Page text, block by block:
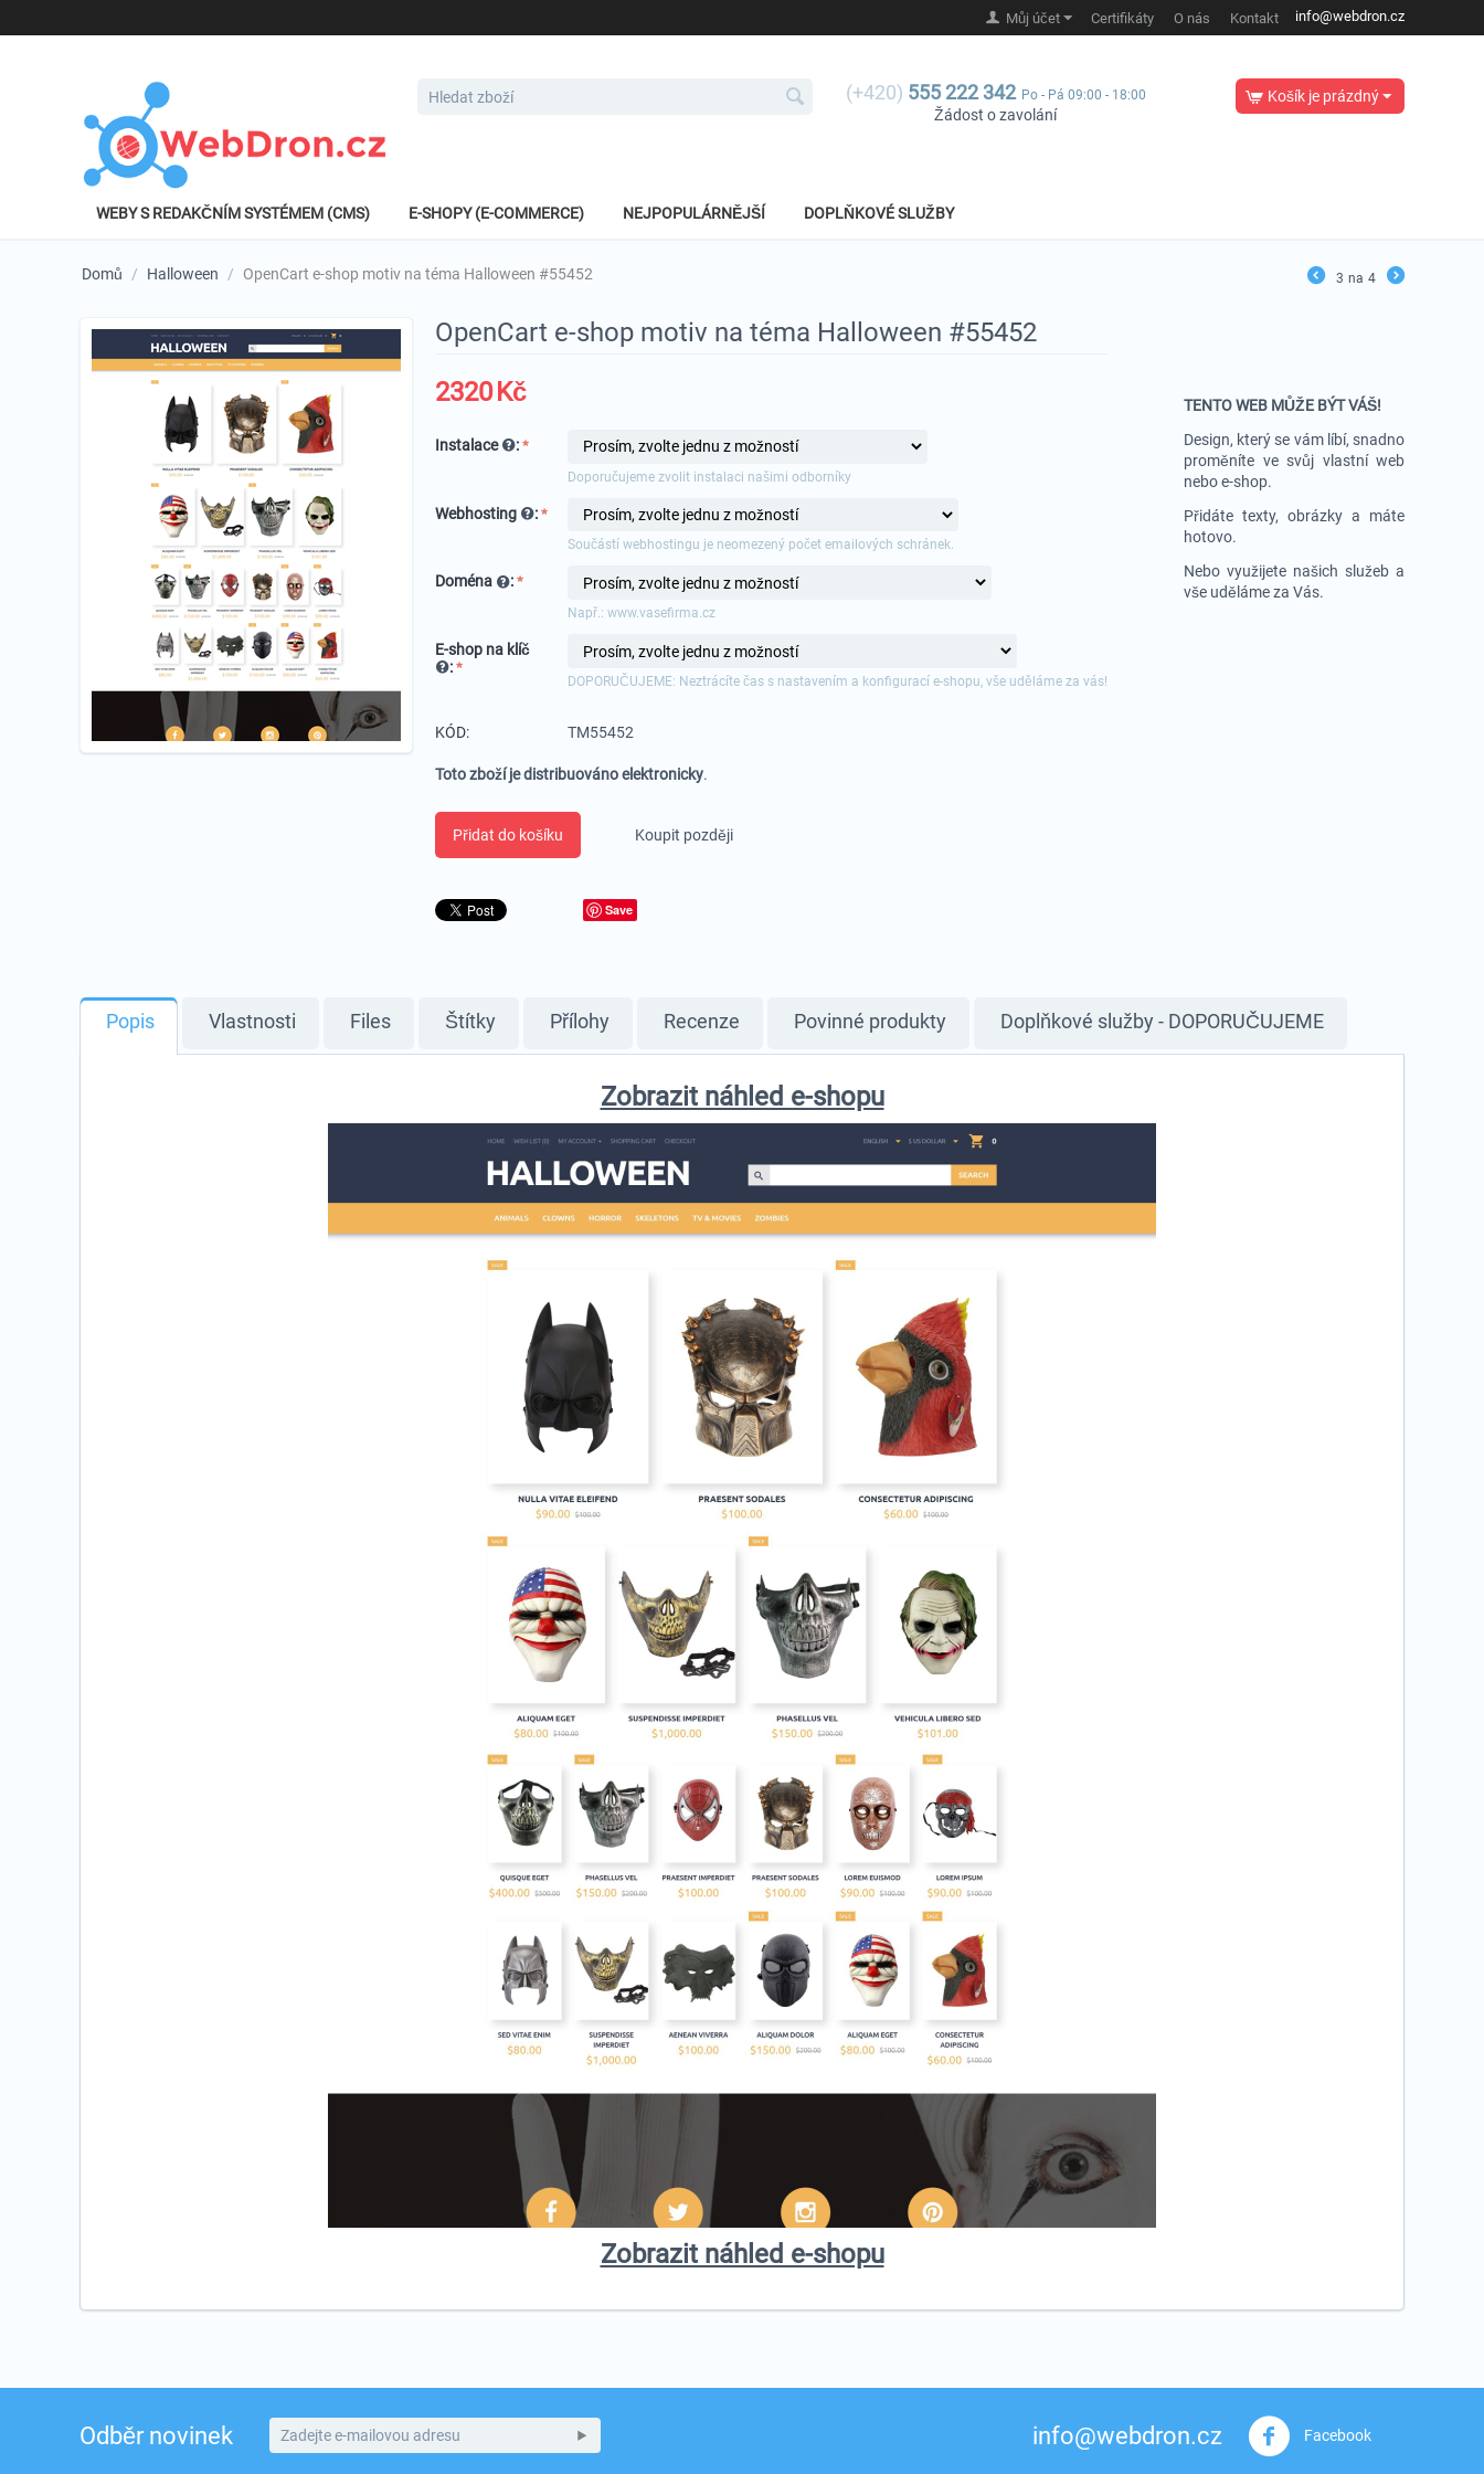
info@webdron.cz
Certifikáty O nás Kontakt
Můj účet
(+420) 555 222 342 Po - Pá 09:00 - 18:00
Žádost o zavolání
Košík je prázdný
WEBY S REDAKČNÍM SYSTÉMEM (CMS) E-SHOPY (E-COMMERCE) NEJPOPULÁRNĚJŠÍ DOPLŇKOVÉ SLUŽBY
Domů / Halloween / OpenCart e-shop motiv na téma Halloween #55452 3 na 4
OpenCart e-shop motiv na téma Halloween #55452
TENTO WEB MŮŽE BÝT VÁŠ!
Design, který se vám líbí, snadno
proměníte ve svůj vlastní web
nebo e-shop.
Přidáte texty, obrázky a máte
hotovo.
Nebo využijete našich služeb a
vše uděláme za Vás.
2320Kč
Instalace :
Doporučujeme zvolit instalaci našimi odborníky
Webhosting :
Součástí webhostingu je neomezený počet emailových schránek.
Doména :
Např.: www.vasefirma.cz
E-shop na klíč
:
DOPORUČUJEME: Neztrácíte čas s nastavením a konfigurací e-shopu, vše uděláme za vás!
KÓD: TM55452
Toto zboží je distribuováno elektronicky.
Přidat do košíku Koupit později
Save
Popis Vlastnosti Files Štítky Přílohy Recenze Povinné produkty Doplňkové služby - DOPORUČUJEME
Zobrazit náhled e-shopu
Zobrazit náhled e-shopu
Odběr novinek info@webdron.cz Facebook